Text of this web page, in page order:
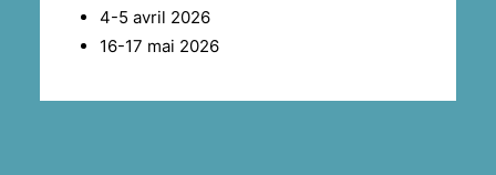
4-5 avril 2026
16-17 mai 2026